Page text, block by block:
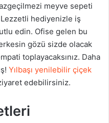
meyve sepeti
hediyenizle iş
edin. Ofise gelen bu
gözü sizde olacak
toplayacaksınız. Daha
Yılbaşı yenilebilir çiçek
edebilirsiniz.